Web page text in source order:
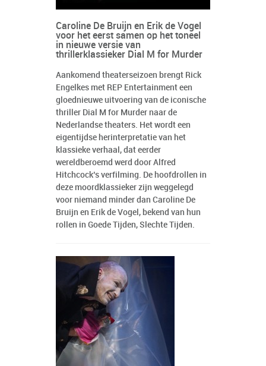
Caroline De Bruijn en Erik de Vogel
voor het eerst samen op het toneel
in nieuwe versie van
thrillerklassieker Dial M for Murder
Aankomend theaterseizoen brengt Rick
Engelkes met REP Entertainment een
gloednieuwe uitvoering van de iconische
thriller Dial M for Murder naar de
Nederlandse theaters. Het wordt een
eigentijdse herinterpretatie van het
klassieke verhaal, dat eerder
wereldberoemd werd door Alfred
Hitchcock’s verfilming. De hoofdrollen in
deze moordklassieker zijn weggelegd
voor niemand minder dan Caroline De
Bruijn en Erik de Vogel, bekend van hun
rollen in Goede Tijden, Slechte Tijden.